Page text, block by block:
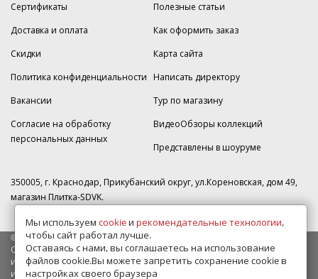
Сертификаты
Доставка и оплата
Скидки
Политика конфиденциальности
Вакансии
Согласие на обработку
персональных данных
Полезные статьи
Как оформить заказ
Карта сайта
Написать директору
Тур по магазину
ВидеоОбзоры коллекций
Представлены в шоуруме
350005, г. Краснодар, Прикубанский округ, ул.Кореновская, дом 49,
магазин Плитка-SDVK.
© 2009—2026 г. Все права защищены
Обращаем Ваше внимание на то, что данный интернет-сайт носит
исключительно информационный характер и ни при каких условиях
информационные материалы и цены, размещенные на сайте, не
Мы используем cookieи рекомендательные технологии,
чтобы сайт работал лучше.
Оставаясь с нами, вы соглашаетесь на использование
файлов cookie.Вы можете запретить сохранение cookie в
настройках своего браузера